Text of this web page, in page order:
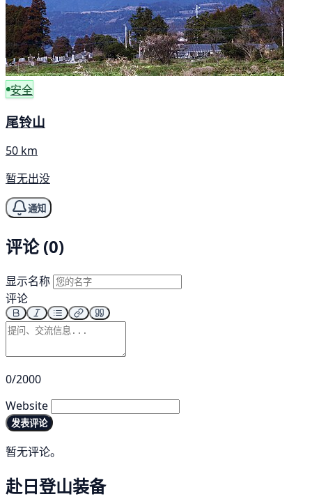
安全
尾铃山
50 km
暂无出没
通知
评论 (0)
显示名称
评论
0/2000
Website
发表评论
暂无评论。
赴日登山装备